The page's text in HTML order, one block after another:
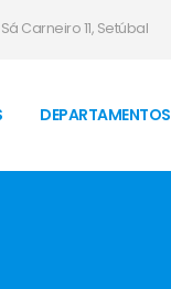
Carneiro 11, Setúbal
DEPARTAMENTOS